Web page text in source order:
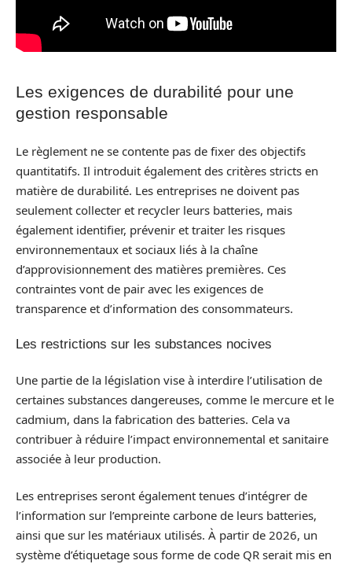
Les exigences de durabilité pour une
gestion responsable
Le règlement ne se contente pas de fixer des objectifs
quantitatifs. Il introduit également des critères stricts en
matière de durabilité. Les entreprises ne doivent pas
seulement collecter et recycler leurs batteries, mais
également identifier, prévenir et traiter les risques
environnementaux et sociaux liés à la chaîne
d’approvisionnement des matières premières. Ces
contraintes vont de pair avec les exigences de
transparence et d’information des consommateurs.
Les restrictions sur les substances nocives
Une partie de la législation vise à interdire l’utilisation de
certaines substances dangereuses, comme le mercure et le
cadmium, dans la fabrication des batteries. Cela va
contribuer à réduire l’impact environnemental et sanitaire
associée à leur production.
Les entreprises seront également tenues d’intégrer de
l’information sur l’empreinte carbone de leurs batteries,
ainsi que sur les matériaux utilisés. À partir de 2026, un
système d’étiquetage sous forme de code QR serait mis en